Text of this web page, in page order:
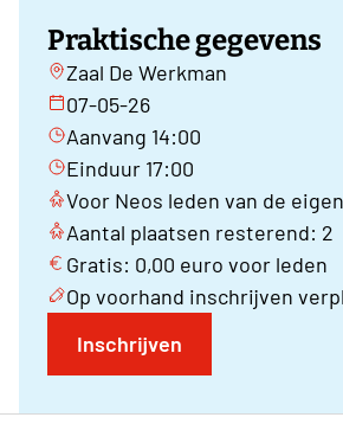
Praktische gegevens
Zaal De Werkman
07-05-26
Aanvang 14:00
Einduur 17:00
Voor Neos leden van de
Aantal plaatsen resterend: 2
Gratis: 0,00 euro voor leden
Op voorhand inschrijven
Inschrijven